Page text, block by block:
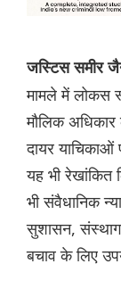
जस्टिस समीर
मामले में लोकस
मौलिक
दायर याचिकाओं
यह भी रेखांकित
भी संवैधानिक
सुशासन,
बचाव के लिए